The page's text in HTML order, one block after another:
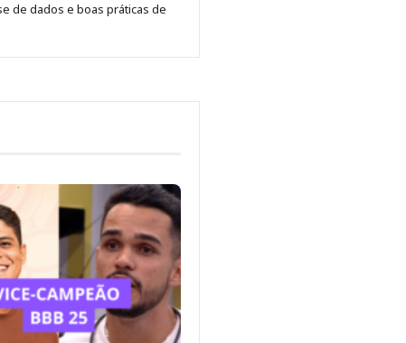
de dados e boas práticas de